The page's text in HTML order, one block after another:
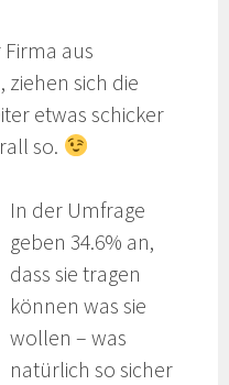
aus
ziehen sich die
etwas schicker
so.
In der Umfrage
geben 34.6% an,
dass sie tragen
können was sie
wollen – was
natürlich so sicher